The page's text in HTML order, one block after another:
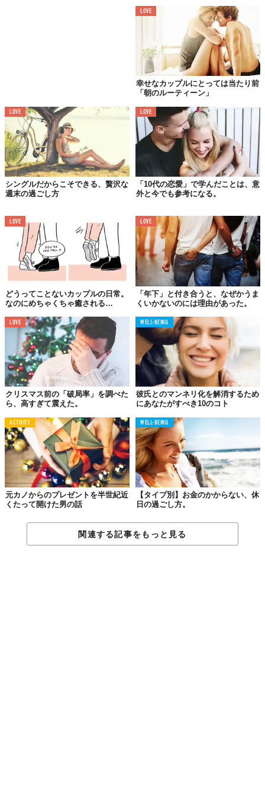
レストランは予約で一杯だし、街中は混雑。でも、恋人と素敵な
クリスマスを過ごしたいと考える人に人気なのが、お洒落なバ
ムードたっぷりの内装と美味しいカクテル。特別な一夜を求める
カップルにおすすめの過ごし方です。
6.クリスマスプレゼントを一緒にショッピング
クリスマスにショッピングをして、お互いに欲しいものを贈り合
わざわざ事前に買うのではなく、当日に一緒に買うという過ごし
方を選ぶカップルが増えています。確かに、これならプレゼント
を外すことはありませんよね！
7.車で遠出をしてドライブデート
クリスマスはどこも混雑するから…と、あえて車での遠出を選ぶ
カップルも多いです。
車なら少し離れた郊外まで行けますし、帰りに夜景やイルミネー
ションを楽しむことも。それに、車の中は二人だけの密室空間。
LOVE
幸せなカップルにとっては当たり前
「朝のルーティーン」
LOVE
シングルだからこそできる、贅沢な
週末の過ごし方
LOVE
「10代の恋愛」で学んだことは、意
外と今でも参考になる。
LOVE
どうってことないカップルの日常。
なのにめちゃくちゃ癒される…
LOVE
「年下」と付き合うと、なぜかうま
くいかないのには理由があった。
LOVE
クリスマス前の「破局率」を調べた
ら、高すぎて震えた。
WELL-BEING
彼氏とのマンネリ化を解消するため
にあなたがすべき10のコト
ACTIVITY
元カノからのプレゼントを半世紀近
くたって開けた男の話
WELL-BEING
【タイプ別】お金のかからない、休
日の過ごし方。
関連する記事をもっと見る